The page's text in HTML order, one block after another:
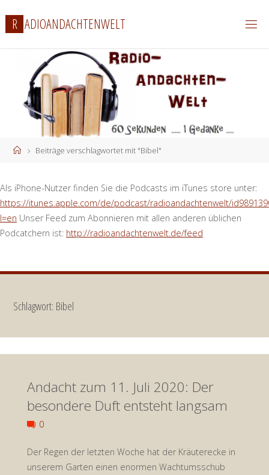
Inhalt
springen
R ADIOANDACHTENWELT
StartBeiträge verschlagwortet mit "Bibel"
Als iPhone-Nutzer finden Sie die Podcasts im iTunes store unter:
https://itunes.apple.com/de/podcast/radioandachtenwelt/
l=en Unser Feed zum Abonnieren mit allen anderen üblichen
Podcatchern ist: http://radioandachtenwelt.de/feed
Schlagwort: Bibel
Andacht zum 11. Juli 2020: Der
besondere Duft entsteht langsam
0
Der Regen der letzten Woche hat der Kräuterecke in
unserem Garten einen enormen Wachtumsschub